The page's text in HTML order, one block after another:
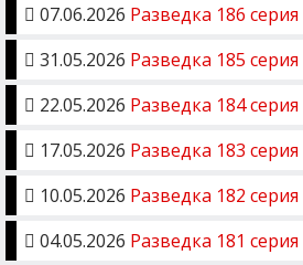
07.06.2026 Разведка 186 серия
31.05.2026 Разведка 185 серия
22.05.2026 Разведка 184 серия
17.05.2026 Разведка 183 серия
10.05.2026 Разведка 182 серия
04.05.2026 Разведка 181 серия